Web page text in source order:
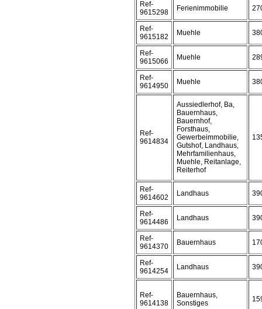
Ref-
9615298
Ferienimmobilie
Ref-
9615182
Muehle
Ref-
9615066
Muehle
Ref-
9614950
Muehle
Ref-
9614834
Aussiedlerhof, Ba,
Bauernhaus,
Bauernhof,
Forsthaus,
Gewerbeimmobilie,
Gutshof, Landhaus,
Mehrfamilienhaus,
Muehle, Reitanlage,
Reiterhof
Ref-
9614602
Landhaus
Ref-
9614486
Landhaus
Ref-
9614370
Bauernhaus
Ref-
9614254
Landhaus
Ref-
9614138
Bauernhaus,
Sonstiges